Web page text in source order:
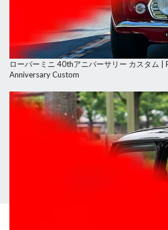
ローバーミニ 40thアニバーサリー カスタム |
Anniversary Custom